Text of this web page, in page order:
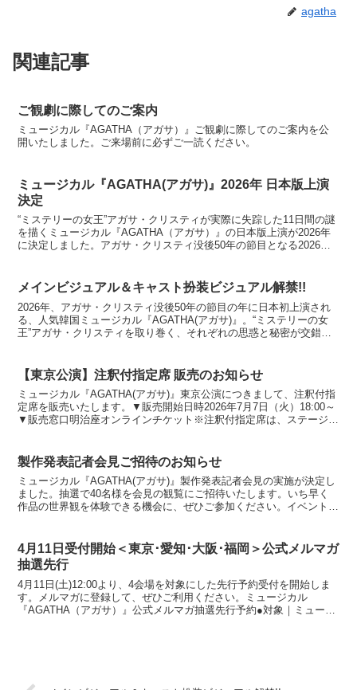
agatha
関連記事
ご観劇に際してのご案内
ミュージカル『AGATHA（アガサ）』ご観劇に際してのご案内を公
開いたしました。ご来場前に必ずご一読ください。
ミュージカル『AGATHA(アガサ)』2026年 日本版上演
決定
“ミステリーの女王”アガサ・クリスティが実際に失踪した11日間の謎
を描くミュージカル『AGATHA（アガサ）』の日本版上演が2026年
に決定しました。アガサ・クリスティ没後50年の節目となる2026
メインビジュアル＆キャスト扮装ビジュアル解禁!!
2026年、アガサ・クリスティ没後50年の節目の年に日本初上演され
る、人気韓国ミュージカル『AGATHA(アガサ)』。“ミステリーの女
王”アガサ・クリスティを取り巻く、それぞれの思惑と秘密が交錯す
【東京公演】注釈付指定席 販売のお知らせ
ミュージカル『AGATHA(アガサ)』東京公演につきまして、注釈付指
定席を販売いたします。▼販売開始日時2026年7月7日（火）18:00～
▼販売窓口明治座オンラインチケット※注釈付指定席は、ステージや
製作発表記者会見ご招待のお知らせ
ミュージカル『AGATHA(アガサ)』製作発表記者会見の実施が決定し
ました。抽選で40名様を会見の観覧にご招待いたします。いち早く
作品の世界観を体験できる機会に、ぜひご参加ください。イベント概
4月11日受付開始＜東京･愛知･大阪･福岡＞公式メルマガ
抽選先行
4月11日(土)12:00より、4会場を対象にした先行予約受付を開始しま
す。メルマガに登録して、ぜひご利用ください。ミュージカル
『AGATHA（アガサ）』公式メルマガ抽選先行予約●対象｜ミュージ